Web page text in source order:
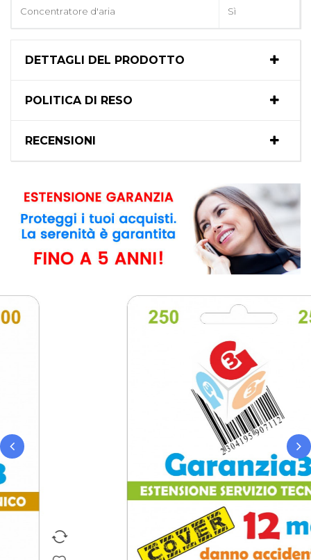
Concentratore d'aria Sì
DETTAGLI DEL PRODOTTO
POLITICA DI RESO
RECENSIONI
›